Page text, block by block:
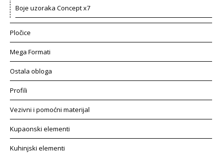
Boje uzoraka Concept x7
Pločice
Mega Formati
Ostala obloga
Profili
Vezivni i pomoćni materijal
Kupaonski elementi
Kuhinjski elementi